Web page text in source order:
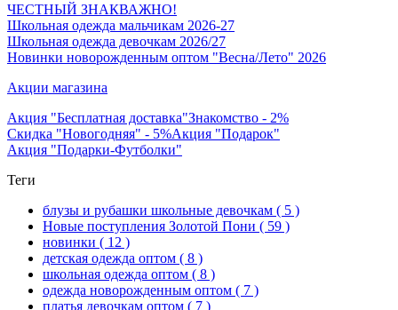
ЧЕСТНЫЙ ЗНАКВАЖНО!
Школьная одежда мальчикам 2026-27
Школьная одежда девочкам 2026/27
Новинки новорожденным оптом "Весна/Лето" 2026
Акции магазина
Акция "Бесплатная доставка"Знакомство - 2%
Скидка "Новогодняя" - 5%Акция "Подарок"
Акция "Подарки-Футболки"
Теги
блузы и рубашки школьные девочкам ( 5 )
Новые поступления Золотой Пони ( 59 )
новинки ( 12 )
детская одежда оптом ( 8 )
школьная одежда оптом ( 8 )
одежда новорожденным оптом ( 7 )
платья девочкам оптом ( 7 )